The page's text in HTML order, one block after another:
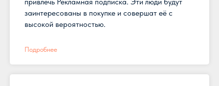
заинтересованы в покупке и совершат её с
высокой вероятностью.
Подробнее